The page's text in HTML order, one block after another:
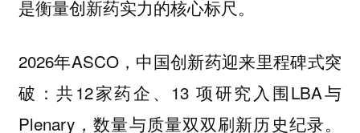
是衡量创新药实力的核心标尺。
2026年ASCO，中国创新药迎来里程碑式突
破：共12家药企、13 项研究入围LBA与
Plenary，数量与质量双双刷新历史纪录。